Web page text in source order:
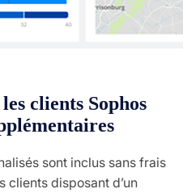
clients Sophos
sont inclus sans frais
clients disposant d’un